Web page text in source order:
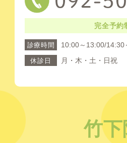
完全予約
診療時間 10:00～13:00/14:30
休診日 月・木・土・日祝
竹下